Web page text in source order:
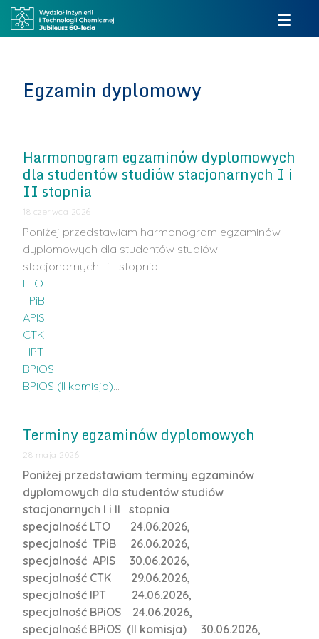
Egzamin dyplomowy
Harmonogram egzaminów dyplomowych
dla studentów studiów stacjonarnych I i
II stopnia
18 czerwca 2026
Poniżej przedstawiam harmonogram egzaminów
dyplomowych dla studentów studiów
stacjonarnych I i II stopnia
LTO
TPiB
APIS
CTK
IPT
BPiOS
BPiOS (II komisja)…
Terminy egzaminów dyplomowych
28 maja 2026
Poniżej przedstawiam terminy egzaminów
dyplomowych dla studentów studiów
stacjonarnych I i II stopnia
specjalność LTO 24.06.2026,
specjalność TPiB 26.06.2026,
specjalność APIS 30.06.2026,
specjalność CTK 29.06.2026,
specjalność IPT 24.06.2026,
specjalność BPiOS 24.06.2026,
specjalność BPiOS (II komisja) 30.06.2026,